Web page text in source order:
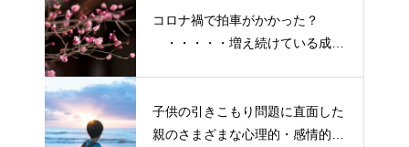
コロナ禍で拍車がかかった？
・・・・・増え続けている成人
子供の引きこもり問題に直面した
親のさまざまな心理的・感情的な